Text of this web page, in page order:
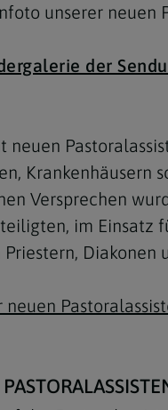
unserer neuen
der
neuen
Krankenhäusern
Versprechen
im Einsatz
Diakonen
neuen